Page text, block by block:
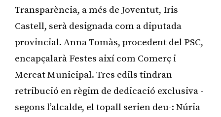
Transparència, a més de Joventut, Iris
Castell, serà designada com a diputada
provincial. Anna Tomàs, procedent del PSC,
encapçalarà Festes així com Comerç i
Mercat Municipal. Tres edils tindran
retribució en règim de dedicació exclusiva -
segons l’alcalde, el topall serien deu-: Núria